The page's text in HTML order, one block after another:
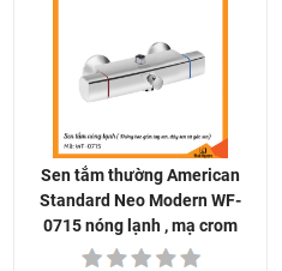
Sen tắm thường American
Standard Neo Modern WF-
0715 nóng lạnh , mạ crom